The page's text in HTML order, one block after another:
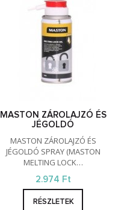
MASTON ZÁROLAJZÓ ÉS
JÉGOLDÓ
MASTON ZÁROLAJZÓ ÉS
JÉGOLDÓ SPRAY (MASTON
MELTING LOCK…
2.974 Ft
RÉSZLETEK